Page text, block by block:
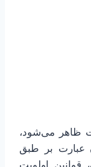
ظاهر می‌شود،
عبارت بر طبق
قوانین اولویت